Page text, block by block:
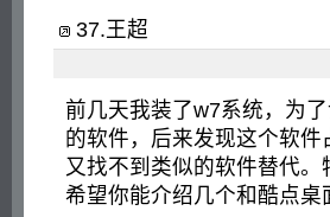
37.王超
前几天我装了w7系统，为
的软件，后来发现这个软
又找不到类似的软件替代。
希望你能介绍几个和酷点